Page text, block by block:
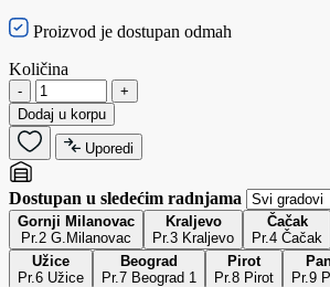
Proizvod je dostupan odmah
Količina
-
+
Dodaj u korpu
Uporedi
Dostupan u sledećim radnjama
Gornji Milanovac
Pr.2 G.Milanovac
Kraljevo
Pr.3 Kraljevo
Čačak
Pr.4 Čačak
Užice
Pr.6 Užice
Beograd
Pr.7 Beograd 1
Pirot
Pr.8 Pirot
Pr.9